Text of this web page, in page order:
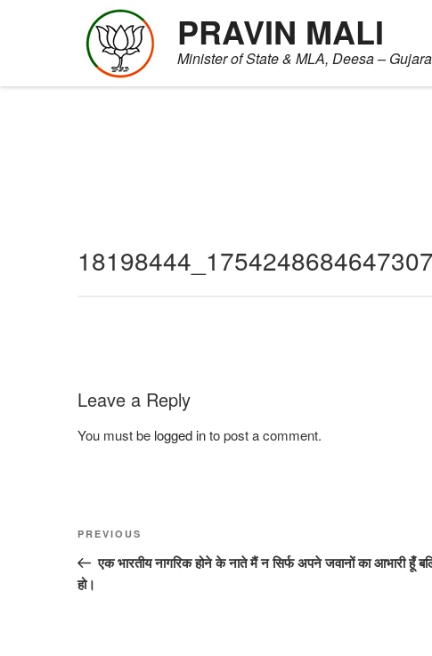
PRAVIN MALI
Minister of State & MLA, Deesa –
Leave a Reply
You must be logged into post a comment.
Post
navigation
Previous
Post
PREVIOUS
एक भारतीय नागरिक होने के नाते मैं न सिर्फ अपने जवानों का आभारी हूँ
हो।